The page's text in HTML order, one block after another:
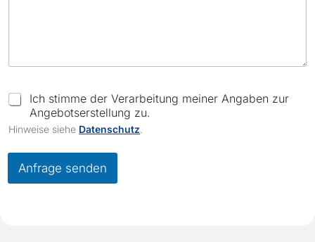
i
r
m
a
N
C
h
e
c
k
Ich stimme der Verarbeitung meiner Angaben zur
Angebotserstellung zu.
Hinweise siehe Datenschutz.
Anfrage senden